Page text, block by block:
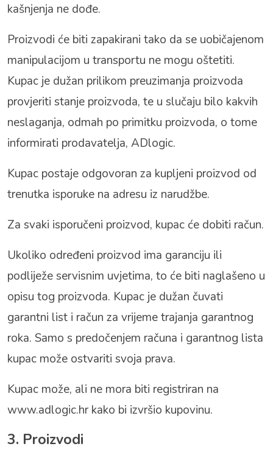
kašnjenja ne dođe.
Proizvodi će biti zapakirani tako da se uobičajenom
manipulacijom u transportu ne mogu oštetiti.
Kupac je dužan prilikom preuzimanja proizvoda
provjeriti stanje proizvoda, te u slučaju bilo kakvih
neslaganja, odmah po primitku proizvoda, o tome
informirati prodavatelja, ADlogic.
Kupac postaje odgovoran za kupljeni proizvod od
trenutka isporuke na adresu iz narudžbe.
Za svaki isporučeni proizvod, kupac će dobiti račun.
Ukoliko određeni proizvod ima garanciju ili
podliježe servisnim uvjetima, to će biti naglašeno u
opisu tog proizvoda. Kupac je dužan čuvati
garantni list i račun za vrijeme trajanja garantnog
roka. Samo s predočenjem računa i garantnog lista
kupac može ostvariti svoja prava.
Kupac može, ali ne mora biti registriran na
www.adlogic.hrkako bi izvršio kupovinu.
3. Proizvodi